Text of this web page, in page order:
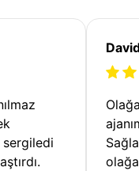
sergiledi